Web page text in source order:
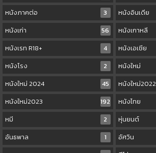
หนังภาคต่อ
3 หนังอินเดีย
หนังเก่า
56 หนังเกาหลี
หนังเรท R18+
4 หนังเอเชีย
หนังโรง
2 หนังใหม่
หนังใหม่ 2024
45 หนังใหม่2022
หนังใหม่2023
192 หนังไทย
หมี
2 หุ่นยนต์
อันธพาล
1 อัศวิน